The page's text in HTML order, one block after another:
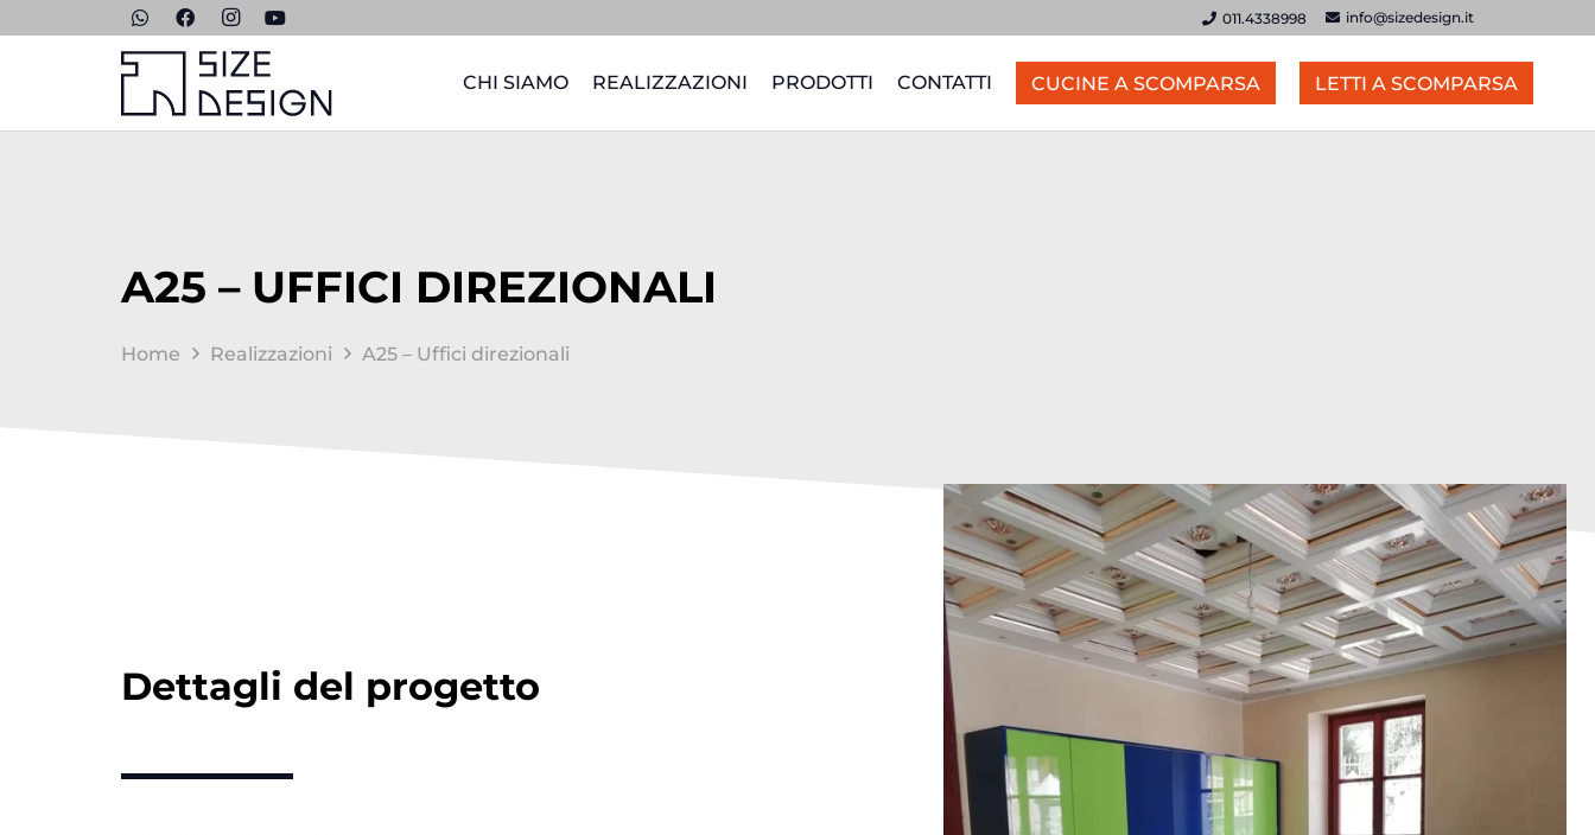
011.4338998 info@sizedesign.it
CHI SIAMO REALIZZAZIONI PRODOTTI CONTATTI CUCINE A SCOMPARSA LETTI A SCOMPARSA
A25 – UFFICI DIREZIONALI
Home Realizzazioni A25 – Uffici direzionali
Dettagli del progetto